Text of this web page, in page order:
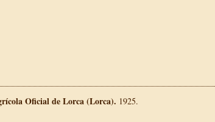
Oficial de Lorca (Lorca). 1925.